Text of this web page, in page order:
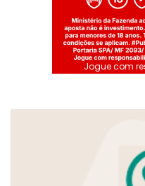
Jogue com